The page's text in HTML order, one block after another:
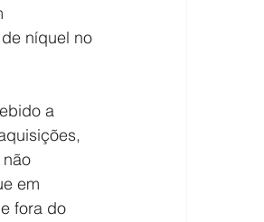
níquel no
a
em
fora do